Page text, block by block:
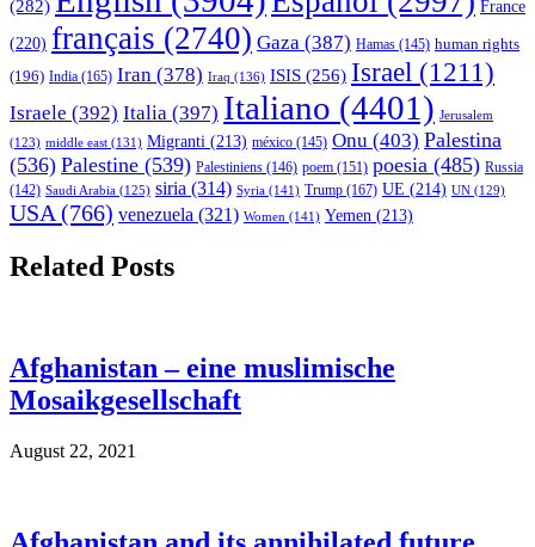
(282)
France
(220) français (2740) Gaza (387) Hamas (145) human rights
(196) India (165) Iran (378) Iraq (136) ISIS (256) Israel (1211)
Israele (392) Italia (397) Italiano (4401) Jerusalem
(123) middle east (131) Migranti (213) méxico (145) Onu (403) Palestina
(536) Palestine (539) Palestiniens (146) poem (151) poesia (485) Russia
(142) Saudi Arabia (125) siria (314) Syria (141) Trump (167) UE (214) UN (129)
USA (766) venezuela (321) Women (141) Yemen (213)
Related Posts
Afghanistan – eine muslimische
Mosaikgesellschaft
August 22, 2021